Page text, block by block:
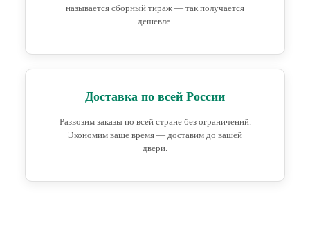
называется сборный тираж — так получается
дешевле.
Доставка по всей России
Развозим заказы по всей стране без ограничений.
Экономим ваше время — доставим до вашей
двери.